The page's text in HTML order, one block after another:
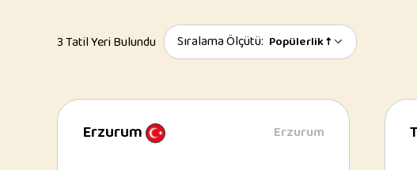
3 Tatil Yeri Bulundu Sıralama Ölçütü: Popülerlik ↑
Erzurum
Erzurum Erzurum